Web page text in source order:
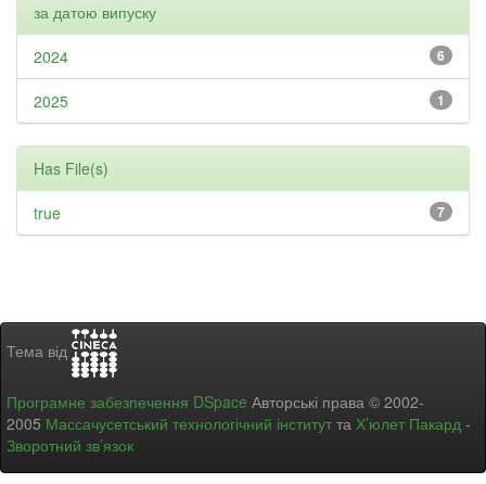
за датою випуску
6
2024
1
2025
Has File(s)
7
true
Тема від
Програмне забезпечення DSpace Авторські права © 2002-
2005 Массачусетський технологічний інститут та Х’юлет Пакард -
Зворотний зв’язок